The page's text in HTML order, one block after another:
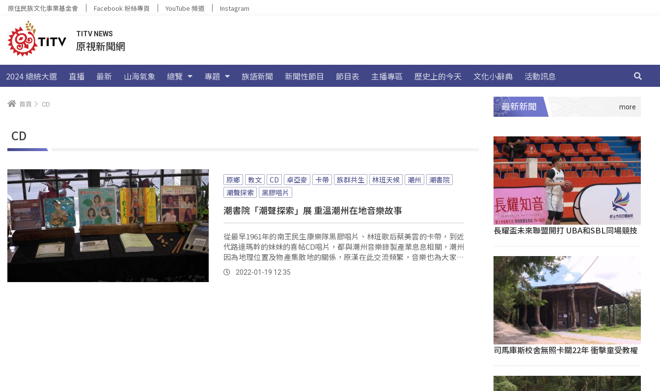
原住民族文化事業基金會 Facebook 粉絲專頁 YouTube 頻道 Instagram
TITV NEWS
原視新聞網
2024 總統大選 直播 最新 山海氣象 總覽 專題 族語新聞 新聞性節目 節目表 主播專區 歷史上的今天 文化小辭典 活動訊息
首頁 CD
CD
原鄉 教文 CD 卓亞麥 卡帶 族群共生 林班天候 潮州
潮書院
潮聲探索
黑膠唱片
潮書院「潮聲探索」展 重溫潮州在地音樂故事
從最早1961年的南王民生康樂隊黑膠唱片、林班歌后蔡美雲的卡帶，到近
代路達瑪幹的妹妹的喜帖CD唱片，都與潮州音樂錄製產業息息相關，潮州
因為地理位置及物產集散地的關係，原漢在此交流頻繁，音樂也為大家留
下...。2022-01-19 12:35
最新新聞
長耀盃未來聯盟開打 UBA和SBL同場競技
司馬庫斯校舍無照卡關22年 衝擊童受教權